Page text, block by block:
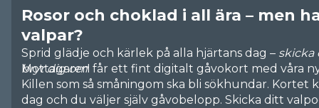
🔦Vi står redo, oavsett tid på dygnet eller plats i
Nu söker vi dig, filantrop, som är intresserad av ett
organisation som gör verklig skillnad och som fyller
Är det dig vi söker? Hör av dig till oss:
Rosor och choklad i all ära – men
valpar?
Sprid glädje och kärlek på alla hjärtans dag – skicka
bryr dig om!
Mottagaren får ett fint digitalt gåvokort med våra
Killen som så småningom ska bli sökhundar. Kortet
dag och du väljer själv gåvobelopp. Skicka ditt